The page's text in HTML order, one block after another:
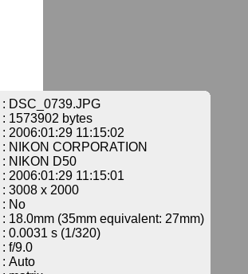
: DSC_0739.JPG
: 1573902 bytes
: 2006:01:29 11:15:02
: NIKON CORPORATION
: NIKON D50
: 2006:01:29 11:15:01
: 3008 x 2000
: No
: 18.0mm (35mm equivalent: 27mm)
: 0.0031 s (1/320)
: f/9.0
: Auto